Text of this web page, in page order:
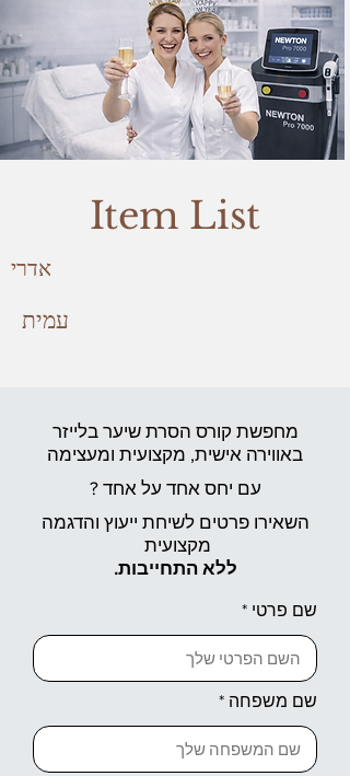
Item List
אדרי
עמית
מחפשת קורס הסרת שיער בלייזר
באווירה אישית, מקצועית ומעצימה
עם יחס אחד על אחד ?
השאירו פרטים לשיחת ייעוץ והדגמה
מקצועית
ללא התחייבות.
שם פרטי
שם משפחה